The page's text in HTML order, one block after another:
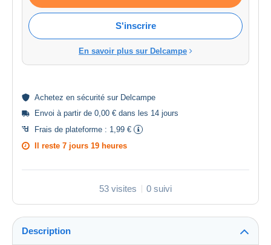
S'inscrire
En savoir plus sur Delcampe
Achetez en sécurité sur Delcampe
Envoi à partir de 0,00 € dans les 14 jours
Frais de plateforme : 1,99 €
Il reste 7 jours 19 heures
53 visites 0 suivi
Description